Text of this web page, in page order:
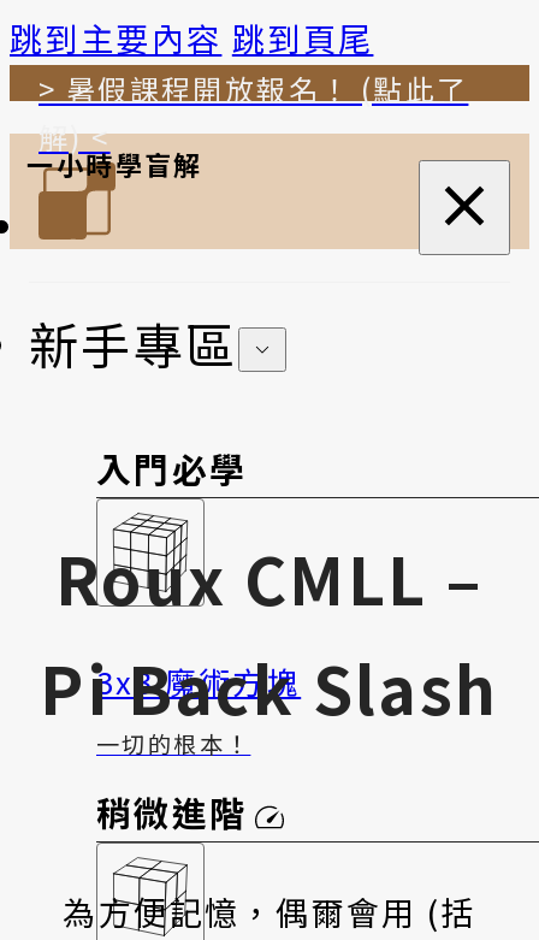
跳到主要內容 跳到頁尾
> 暑假課程開放報名！ (點此了
解) <
一小時學盲解
新手專區
入門必學
3x3 魔術方塊
一切的根本！
稍微進階
Roux CMLL –
Pi Back Slash
為方便記憶，偶爾會用 (括